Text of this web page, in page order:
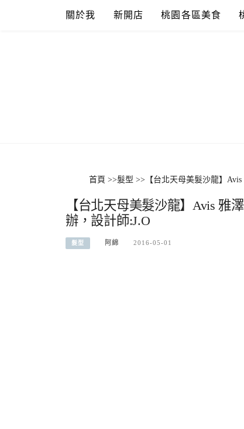
關於我 新開店 桃園各區美食
首頁 >>髮型 >> 【台北天母美髮沙龍】
【台北天母美髮沙龍】Avis 雅
辦，設計師:J.O
髮型 阿綿 2016-05-01